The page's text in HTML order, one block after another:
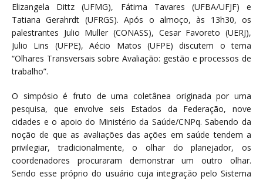
Elizangela Dittz (UFMG), Fátima Tavares (UFBA/UFJF) e
Tatiana Gerahrdt (UFRGS). Após o almoço, às 13h30, os
palestrantes Julio Muller (CONASS), Cesar Favoreto (UERJ),
Julio Lins (UFPE), Aécio Matos (UFPE) discutem o tema
“Olhares Transversais sobre Avaliação: gestão e processos de
trabalho”.
O simpósio é fruto de uma coletânea originada por uma
pesquisa, que envolve seis Estados da Federação, nove
cidades e o apoio do Ministério da Saúde/CNPq. Sabendo da
noção de que as avaliações das ações em saúde tendem a
privilegiar, tradicionalmente, o olhar do planejador, os
coordenadores procuraram demonstrar um outro olhar.
Sendo esse próprio do usuário cuja integração pelo Sistema